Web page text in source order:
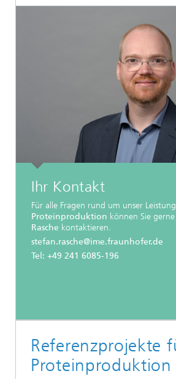
Ihr Kontakt
Für alle Fragen rund um unser
Proteinproduktion können Sie gerne
Rasche kontaktieren.
stefan.rasche@ime.fraunhofer.de
Tel: +49 241 6085-196
Referenzprojekte
Proteinproduktion